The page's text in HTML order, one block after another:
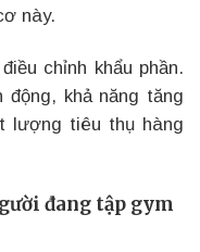
này.
chỉnh khẩu phần.
khả năng tăng
lượng tiêu thụ hàng
đang tập gym